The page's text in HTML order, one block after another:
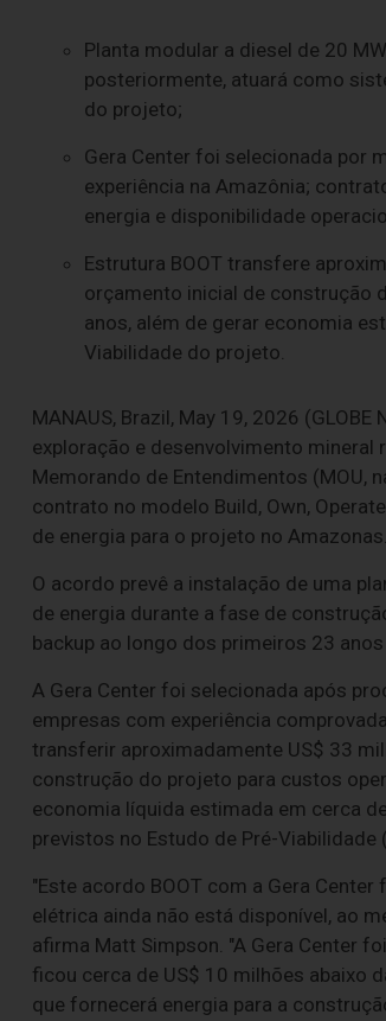
Planta modular a diesel de 20
posteriormente, atuará como
do projeto;
Gera Center foi selecionada por
experiência na Amazônia;
energia e disponibilidade
Estrutura BOOT transfere
orçamento inicial de construção
anos, além de gerar economia
Viabilidade do projeto.
MANAUS, Brazil, May 19, 2026 (GLOBE
exploração e desenvolvimento mineral
Memorando de Entendimentos (MOU,
contrato no modelo Build, Own,
de energia para o projeto no Amazonas.
O acordo prevê a instalação de uma
de energia durante a fase de
backup ao longo dos primeiros 23
A Gera Center foi selecionada após
empresas com experiência
transferir aproximadamente US$ 33
construção do projeto para custos
economia líquida estimada em cerca
previstos no Estudo de Pré-Viabilidade
"Este acordo BOOT com a Gera
elétrica ainda não está disponível, ao
afirma Matt Simpson. "A Gera Center
ficou cerca de US$ 10 milhões abaixo
que fornecerá energia para a